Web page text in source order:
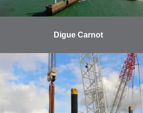
Digue Carnot
Réhabilitation de la digue portuaire
de Boulogne-sur-Mer. Herbosch-
Kiere est responsable de la pose
des blocs et de l’enrochement. La
digue Carnot, ouvrage de 3 km …